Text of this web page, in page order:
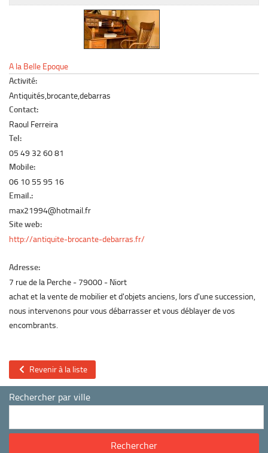
Le marché du mobilier d’occasion
A la Belle Epoque
Activité:
Antiquités,brocante,debarras
Contact:
Raoul Ferreira
Tel:
05 49 32 60 81
Mobile:
06 10 55 95 16
Email.:
max21994@hotmail.fr
Site web:
http://antiquite-brocante-debarras.fr/
Adresse:
7 rue de la Perche 79000
Niort
achat et la vente de mobilier et d'objets anciens, lors d'une succession,
nous intervenons pour vous débarrasser et vous déblayer de vos
encombrants.
Revenir à la liste
Rechercher par ville